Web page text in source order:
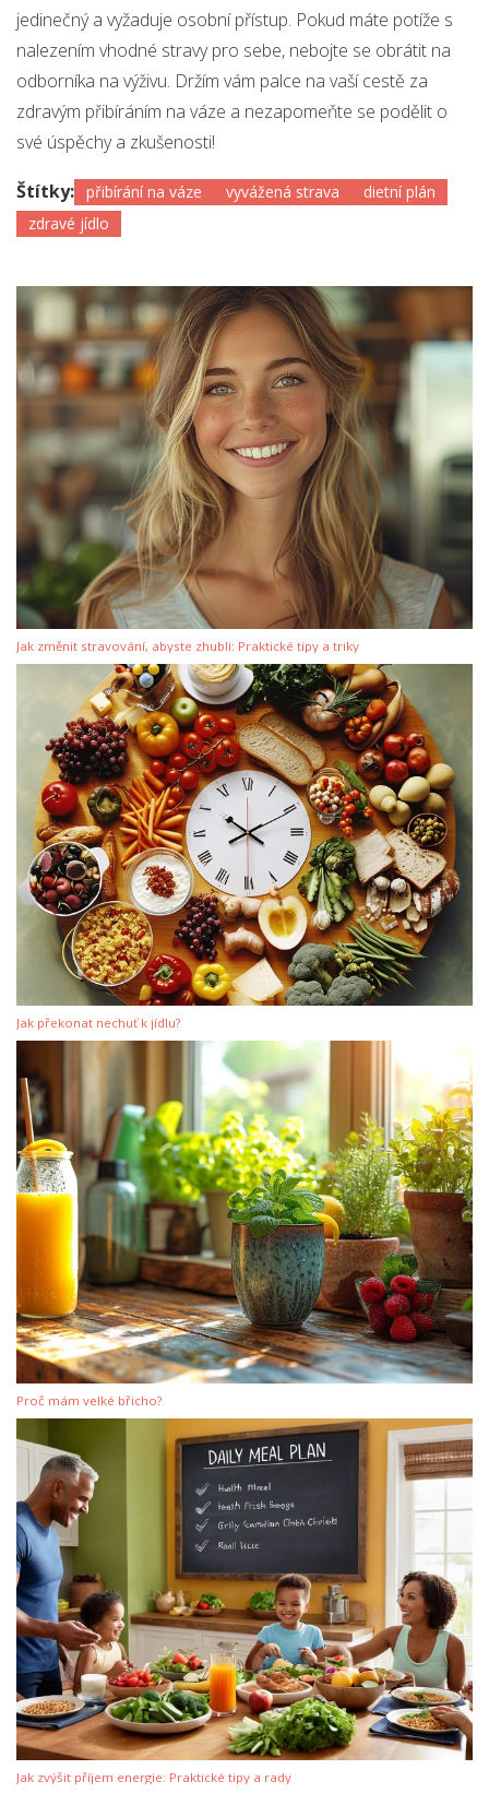
jedinečný a vyžaduje osobní přístup. Pokud máte potíže s
nalezením vhodné stravy pro sebe, nebojte se obrátit na
odborníka na výživu. Držím vám palce na vaší cestě za
zdravým přibíráním na váze a nezapomeňte se podělit o
své úspěchy a zkušenosti!
Štítky: přibírání na váze vyvážená strava
dietní plán
zdravé jídlo
Jak změnit stravování, abyste zhubli: Praktické tipy a triky
Jak překonat nechuť k jídlu?
Proč mám velké břicho?
Jak zvýšit příjem energie: Praktické tipy a rady